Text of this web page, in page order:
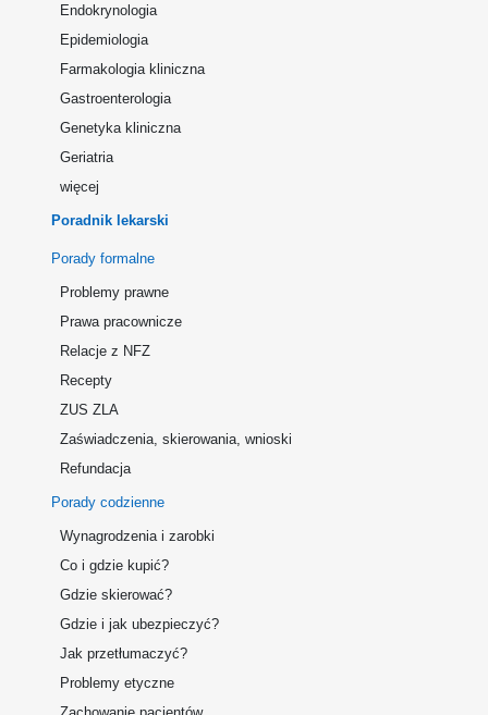
Endokrynologia
Epidemiologia
Farmakologia kliniczna
Gastroenterologia
Genetyka kliniczna
Geriatria
więcej
Poradnik lekarski
Porady formalne
Problemy prawne
Prawa pracownicze
Relacje z NFZ
Recepty
ZUS ZLA
Zaświadczenia, skierowania, wnioski
Refundacja
Porady codzienne
Wynagrodzenia i zarobki
Co i gdzie kupić?
Gdzie skierować?
Gdzie i jak ubezpieczyć?
Jak przetłumaczyć?
Problemy etyczne